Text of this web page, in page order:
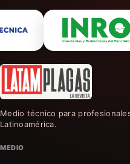
Medio técnico para
Latinoamérica.
MEDIO